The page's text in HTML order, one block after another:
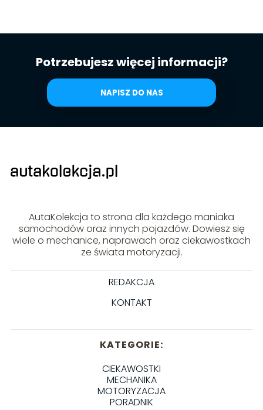
Potrzebujesz więcej informacji?
NAPISZ DO NAS
AutaKolekcja to strona dla każdego maniaka
samochodów oraz innych pojazdów. Dowiesz się
wiele o mechanice, naprawach oraz ciekawostkach
ze świata motoryzacji.
REDAKCJA
KONTAKT
KATEGORIE:
CIEKAWOSTKI
MECHANIKA
MOTORYZACJA
PORADNIK